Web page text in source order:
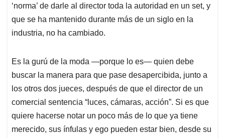
‘norma’ de darle al director toda la autoridad en un set, y
que se ha mantenido durante más de un siglo en la
industria, no ha cambiado.
Es la gurú de la moda —porque lo es— quien debe
buscar la manera para que pase desapercibida, junto a
los otros dos jueces, después de que el director de un
comercial sentencia “luces, cámaras, acción”. Si es que
quiere hacerse notar un poco más de lo que ya tiene
merecido, sus ínfulas y ego pueden estar bien, desde su